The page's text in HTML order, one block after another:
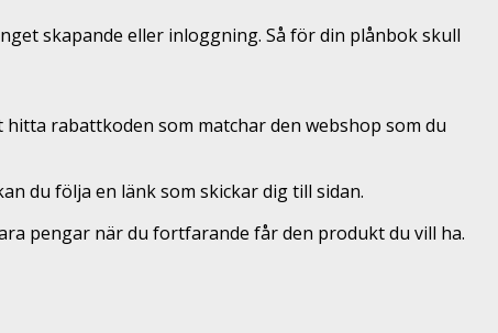
skapande eller inloggning. Så för din plånbok skull
rabattkoden som matchar den webshop som du
du följa en länk som skickar dig till sidan.
pengar när du fortfarande får den produkt du vill ha.